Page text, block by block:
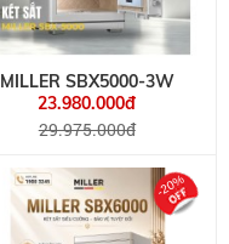
MILLER SBX5000-3W
23.980.000đ
29.975.000đ
-20%